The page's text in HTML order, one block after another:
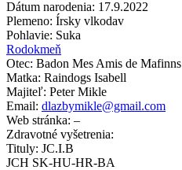
Dátum narodenia: 17.9.2022
Plemeno: Írsky vlkodav
Pohlavie: Suka
Rodokmeň
Otec: Badon Mes Amis de Mafinns
Matka: Raindogs Isabell
Majiteľ: Peter Mikle
Email: dlazbymikle@gmail.com
Web stránka: –
Zdravotné vyšetrenia:
Tituly: JC.I.B
JCH SK-HU-HR-BA